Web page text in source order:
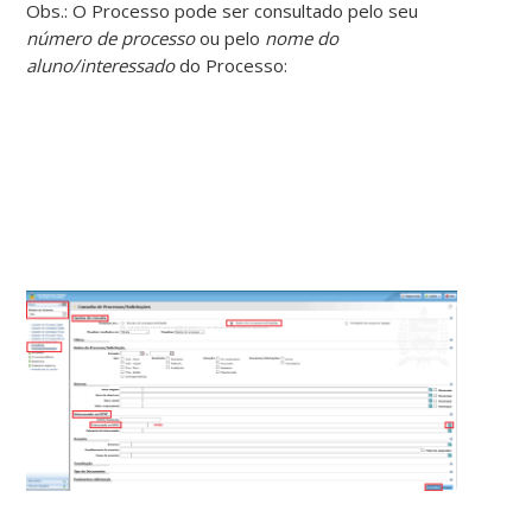
Obs.: O Processo pode ser consultado pelo seu
número de processoou pelo nome do
aluno/interessadodo Processo: